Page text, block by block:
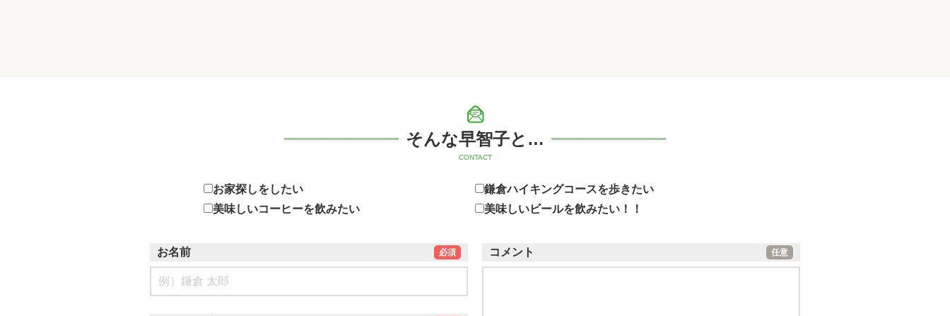
そんな早智子と…
CONTACT
お家探しをしたい
鎌倉ハイキングコースを歩きたい
美味しいコーヒーを飲みたい
美味しいビールを飲みたい！！
お名前 必須 コメント 任意